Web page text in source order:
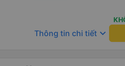
buýt nhỏ đến điểm hẹn,
Tôi khuyên bạn nên mang
mỏng, vì thỉnh thoảng trời
nhưng vẫn có sẵn. Cổng
Thông tin chi tiết keyboard_arrow_down